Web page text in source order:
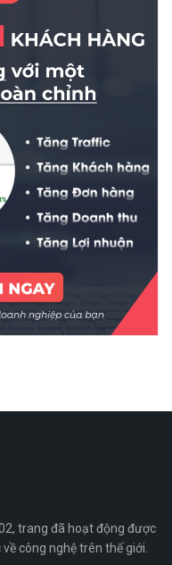
trang đã hoạt động được
công nghệ trên thế giới.